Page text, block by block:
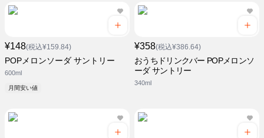
¥148(税込¥159.84)
POPメロンソーダ サントリー
600ml
月間安い値
¥358(税込¥386.64)
おうちドリンクバー POPメロンソ
ーダ サントリー
340ml